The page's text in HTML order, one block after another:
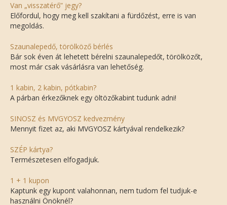
Van „visszatérő” jegy?
Előfordul, hogy meg kell szakítani a fürdőzést, erre is van
megoldás.
Szaunalepedő, törölköző bérlés
Bár sok éven át lehetett bérelni szaunalepedőt, törölközőt,
most már csak vásárlásra van lehetőség.
1 kabin, 2 kabin, pótkabin?
A párban érkezőknek egy öltözőkabint tudunk adni!
SINOSZ és MVGYOSZ kedvezmény
Mennyit fizet az, aki MVGYOSZ kártyával rendelkezik?
SZÉP kártya?
Természetesen elfogadjuk.
1 + 1 kupon
Kaptunk egy kupont valahonnan, nem tudom fel tudjuk-e
használni Önöknél?